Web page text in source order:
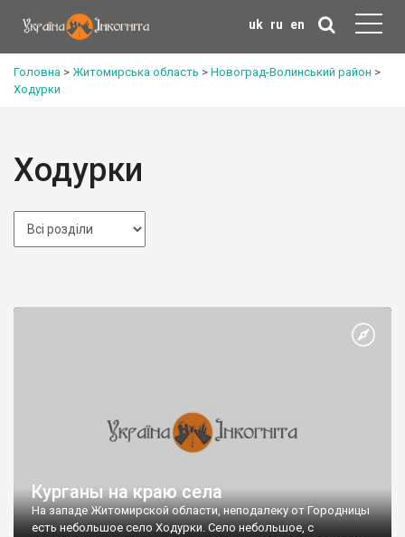
uk ru en
Головна > Житомирська область > Новоград-Волинський район >
Ходурки
Ходурки
Курганы на краю села
На западе Житомирской области, неподалеку от Городницы
есть небольшое село Ходурки. Село небольшое, с